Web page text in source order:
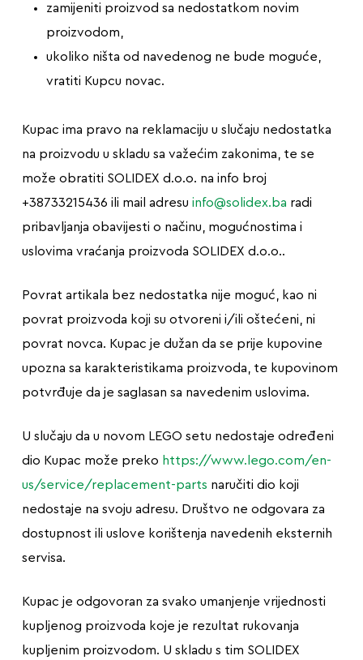
zamijeniti proizvod sa nedostatkom novim
proizvodom,
ukoliko ništa od navedenog ne bude moguće,
vratiti Kupcu novac.
Kupac ima pravo na reklamaciju u slučaju nedostatka
na proizvodu u skladu sa važećim zakonima, te se
može obratiti SOLIDEX d.o.o. na info broj
+38733215436 ili mail adresu info@solidex.ba radi
pribavljanja obavijesti o načinu, mogućnostima i
uslovima vraćanja proizvoda SOLIDEX d.o.o..
Povrat artikala bez nedostatka nije moguć, kao ni
povrat proizvoda koji su otvoreni i/ili oštećeni, ni
povrat novca. Kupac je dužan da se prije kupovine
upozna sa karakteristikama proizvoda, te kupovinom
potvrđuje da je saglasan sa navedenim uslovima.
U slučaju da u novom LEGO setu nedostaje određeni
dio Kupac može preko https://www.lego.com/en-
us/service/replacement-parts naručiti dio koji
nedostaje na svoju adresu. Društvo ne odgovara za
dostupnost ili uslove korištenja navedenih eksternih
servisa.
Kupac je odgovoran za svako umanjenje vrijednosti
kupljenog proizvoda koje je rezultat rukovanja
kupljenim proizvodom. U skladu s tim SOLIDEX